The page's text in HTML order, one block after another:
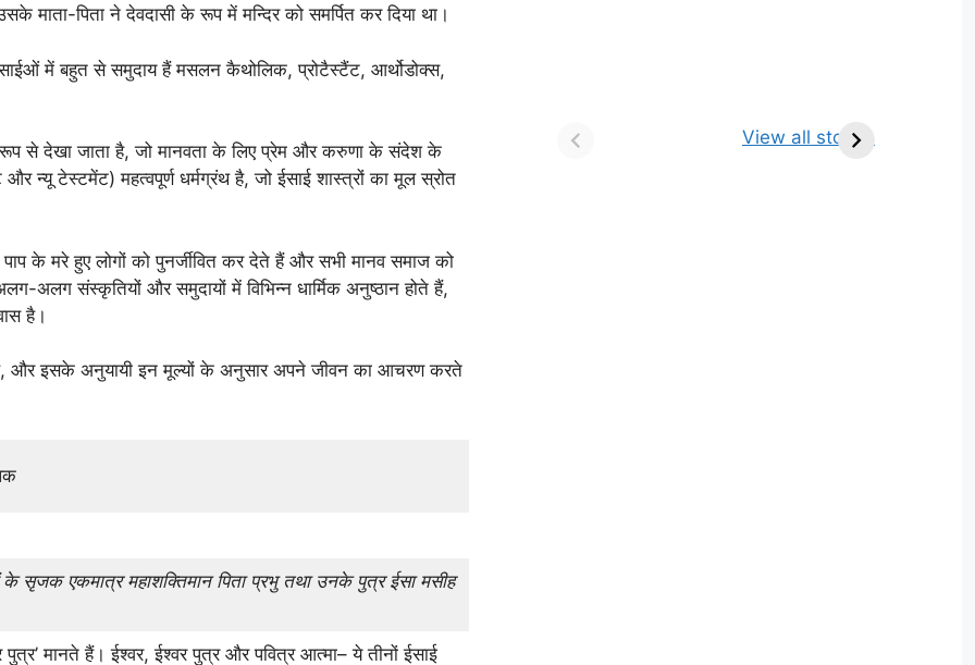
माता-पिता ने देवदासी के रूप में मन्दिर को समर्पित कर दिया था।
में बहुत से समुदाय हैं मसलन कैथोलिक, प्रोटैस्टैंट, आर्थोडोक्स,
रूप से देखा जाता है, जो मानवता के लिए प्रेम और करुणा के संदेश के
न्यू टेस्टमेंट) महत्वपूर्ण धर्मग्रंथ है, जो ईसाई शास्त्रों का मूल स्रोत
के मरे हुए लोगों को पुनर्जीवित कर देते हैं और सभी मानव समाज को
अलग संस्कृतियों और समुदायों में विभिन्न धार्मिक अनुष्ठान होते हैं,
है।
है, और इसके अनुयायी इन मूल्यों के अनुसार अपने जीवन का आचरण करते
सृजक एकमात्र महाशक्तिमान पिता प्रभु तथा उनके पुत्र ईसा मसीह
पुत्र’ मानते हैं। ईश्वर, ईश्वर पुत्र और पवित्र आत्मा– ये तीनों ईसाई
View all stories
किसे कहते है? परिभाषा,
ज्योतिर्लिंग | नाम, स्थान एवं